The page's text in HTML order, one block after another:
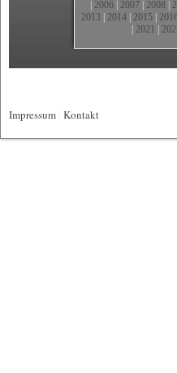
2006 2007 2008
2013 2014 2015
2021
Impressum Kontakt